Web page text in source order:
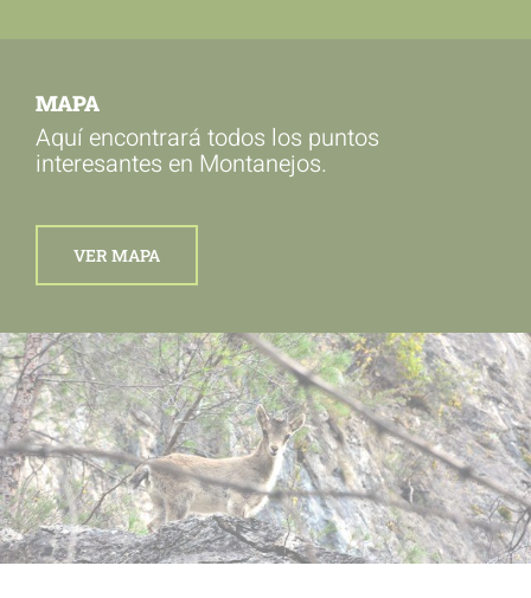
MAPA
Aquí encontrará todos los puntos
interesantes en Montanejos.
VER MAPA